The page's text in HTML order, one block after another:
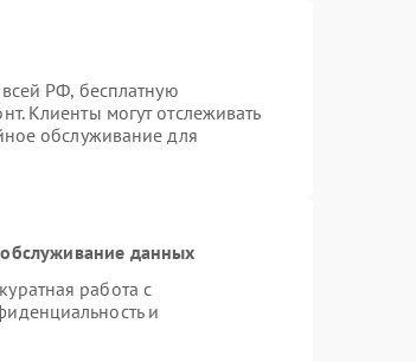
РФ, бесплатную
Клиенты могут отслеживать
обслуживание для
данных
работа с
и